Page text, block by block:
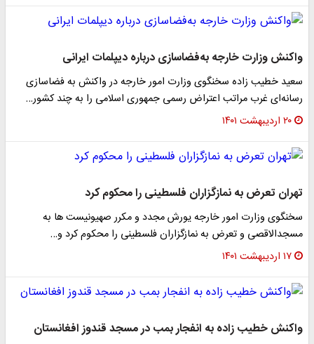
واکنش وزارت‌ خارجه به‌فضاسازی درباره دیپلمات ایرانی
سعید خطیب زاده سخنگوی وزارت امور خارجه در واکنش به فضاسازی
رسانه‌ای غرب مراتب اعتراض رسمی جمهوری اسلامی را به چند کشور…
۲۰ اردیبهشت ۱۴۰۱
تهران تعرض به نمازگزاران فلسطینی را محکوم کرد
سخنگوی وزارت امور خارجه یورش مجدد و مکرر صهیونیست ها به
مسجدالاقصی و تعرض به نمازگزاران فلسطینی را محکوم کرد و…
۱۷ اردیبهشت ۱۴۰۱
واکنش خطیب زاده به انفجار بمب در مسجد قندوز افغانستان